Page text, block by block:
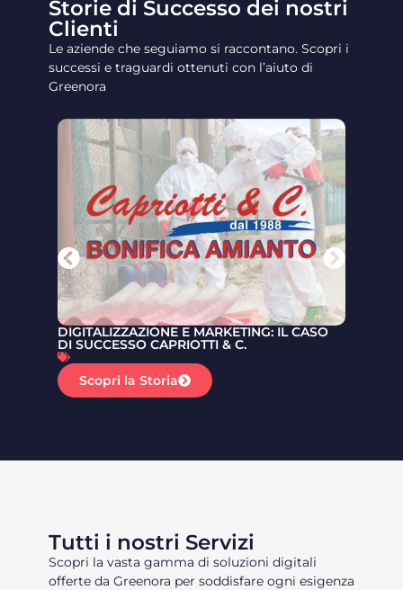
Storie di Successo dei nostri
Clienti
Le aziende che seguiamo si raccontano. Scopri i
successi e traguardi ottenuti con l’aiuto di
Greenora
DIGITALIZZAZIONE E MARKETING: IL CASO
DI SUCCESSO CAPRIOTTI & C.
Scopri la Storia
Tutti i nostri Servizi
Scopri la vasta gamma di soluzioni digitali
offerte da Greenora per soddisfare ogni esigenza